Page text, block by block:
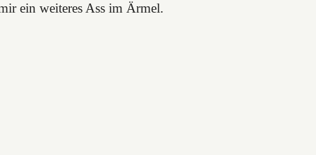
ein weiteres Ass im Ärmel.